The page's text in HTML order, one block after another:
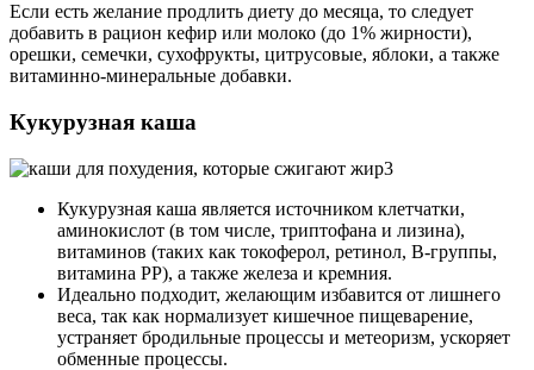
Если есть желание продлить диету до месяца, то следует
добавить в рацион кефир или молоко (до 1% жирности),
орешки, семечки, сухофрукты, цитрусовые, яблоки, а также
витаминно-минеральные добавки.
Кукурузная каша
Кукурузная каша является источником клетчатки,
аминокислот (в том числе, триптофана и лизина),
витаминов (таких как токоферол, ретинол, В-группы,
витамина РР), а также железа и кремния.
Идеально подходит, желающим избавится от лишнего
веса, так как нормализует кишечное пищеварение,
устраняет бродильные процессы и метеоризм, ускоряет
обменные процессы.